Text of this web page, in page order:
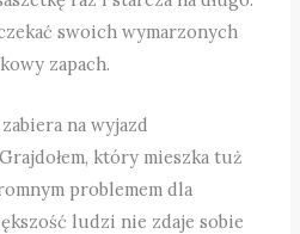
swoich wymarzonych
zapach.
na wyjazd
który mieszka tuż
problemem dla
ludzi nie zdaje sobie